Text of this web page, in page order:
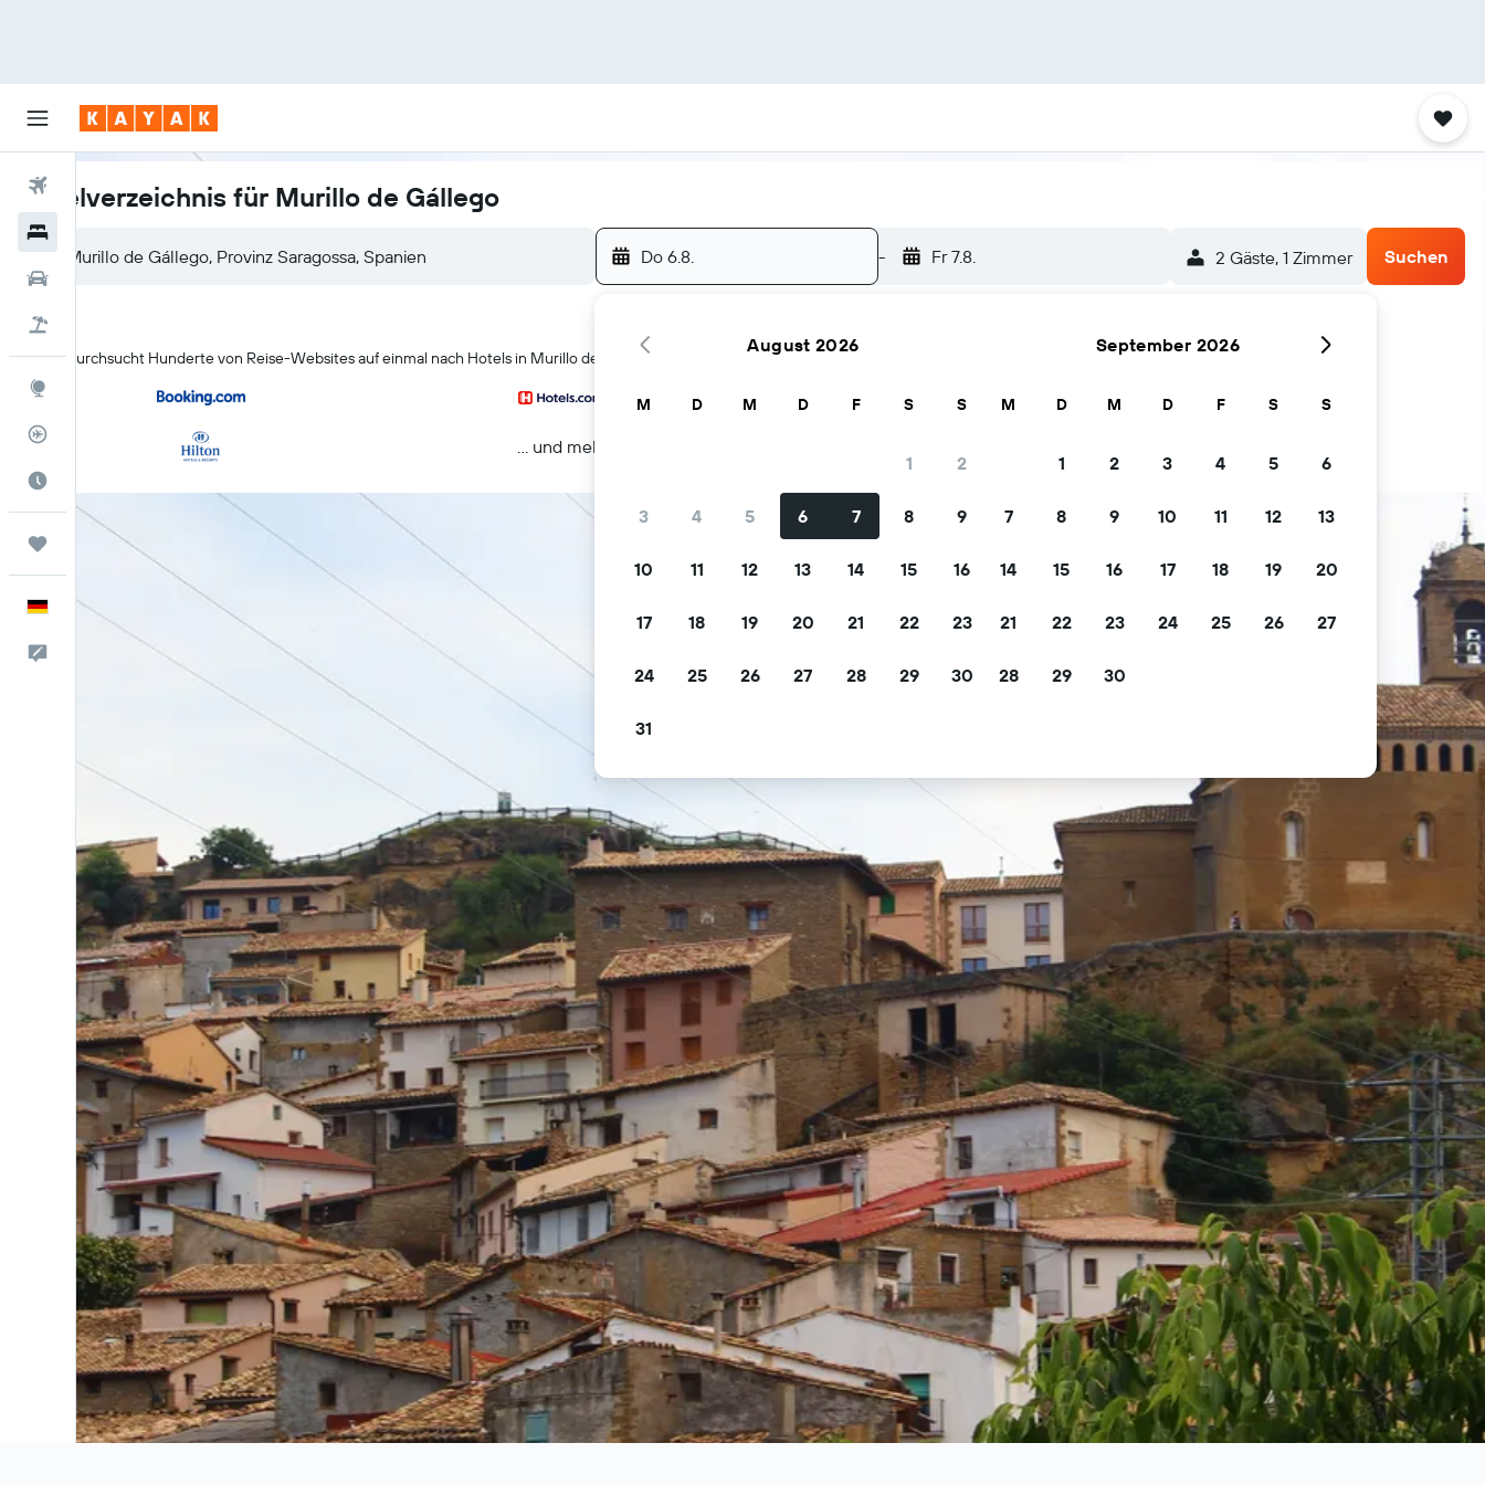
Flüge
Deutsch
Hotelverzeichnis für Murillo de Gállego
Do 6.8. - Fr 7.8. 2 Gäste, 1 Zimmer Suchen
KAYAK durchsucht Hunderte von Reise-Websites auf einmal nach Hotels in Murillo de Gállego
… und mehr
August 2026
M D M D F S S
1 2
3 4 5 6 7 8 9
10 11 12 13 14 15 16
17 18 19 20 21 22 23
24 25 26 27 28 29 30
31
September 2026
M D M D F S S
1 2 3 4 5 6
7 8 9 10 11 12 13
14 15 16 17 18 19 20
21 22 23 24 25 26 27
28 29 30